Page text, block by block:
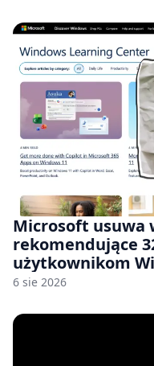
Microsoft usuwa
rekomendujące
użytkownikom
nam przy tym
6 sie 2026